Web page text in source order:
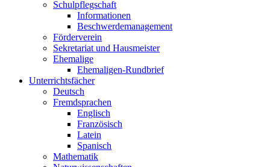
Schulpflegschaft
Informationen
Beschwerdemanagement
Förderverein
Sekretariat und Hausmeister
Ehemalige
Ehemaligen-Rundbrief
Unterrichtsfächer
Deutsch
Fremdsprachen
Englisch
Französisch
Latein
Spanisch
Mathematik